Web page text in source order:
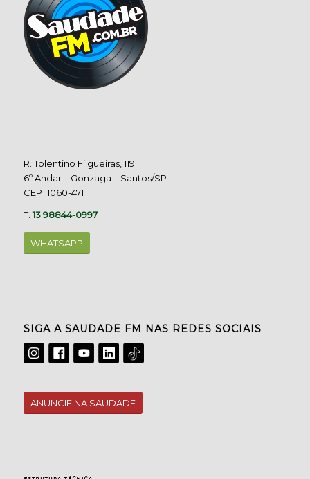
R. Tolentino Filgueiras, 119
6º Andar – Gonzaga – Santos/SP
CEP 11060-471
T.13 98844-0997
WHATSAPP
SIGA A SAUDADE FM NAS REDES SOCIAIS
ANUNCIE NA SAUDADE